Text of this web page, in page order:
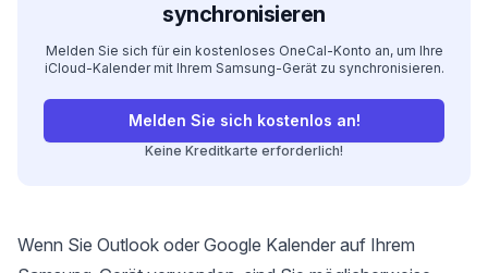
synchronisieren
Melden Sie sich für ein kostenloses OneCal-Konto an, um Ihre
iCloud-Kalender mit Ihrem Samsung-Gerät zu synchronisieren.
Melden Sie sich kostenlos an!
Keine Kreditkarte erforderlich!
Wenn Sie Outlook oder Google Kalender auf Ihrem